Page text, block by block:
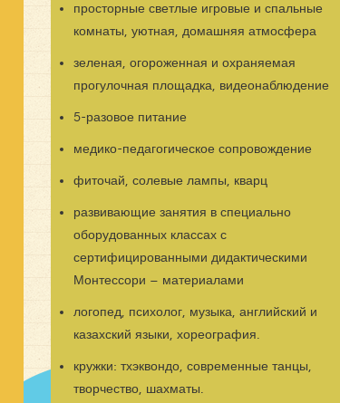
просторные светлые игровые и спальные
комнаты, уютная, домашняя атмосфера
зеленая, огороженная и охраняемая
прогулочная площадка, видеонаблюдение
5-разовое питание
медико-педагогическое сопровождение
фиточай, солевые лампы, кварц
развивающие занятия в специально
оборудованных классах с
сертифицированными дидактическими
Монтессори – материалами
логопед, психолог, музыка, английский и
казахский языки, хореография.
кружки: тхэквондо, современные танцы,
творчество, шахматы.